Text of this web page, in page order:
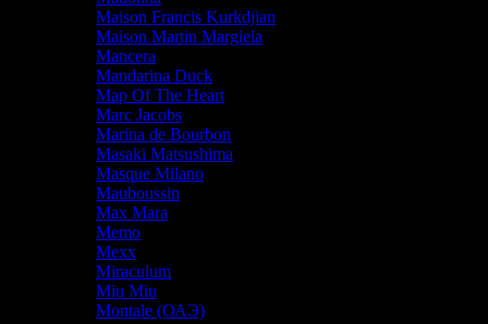
Maison Francis Kurkdjian
Maison Martin Margiela
Mancera
Mandarina Duck
Map Of The Heart
Marc Jacobs
Marina de Bourbon
Masaki Matsushima
Masque Milano
Mauboussin
Max Mara
Memo
Mexx
Miraculum
Miu Miu
Montale (ОАЭ)